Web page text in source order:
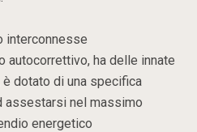
interconnesse
autocorrettivo, ha delle innate
dotato di una specifica
assestarsi nel massimo
energetico